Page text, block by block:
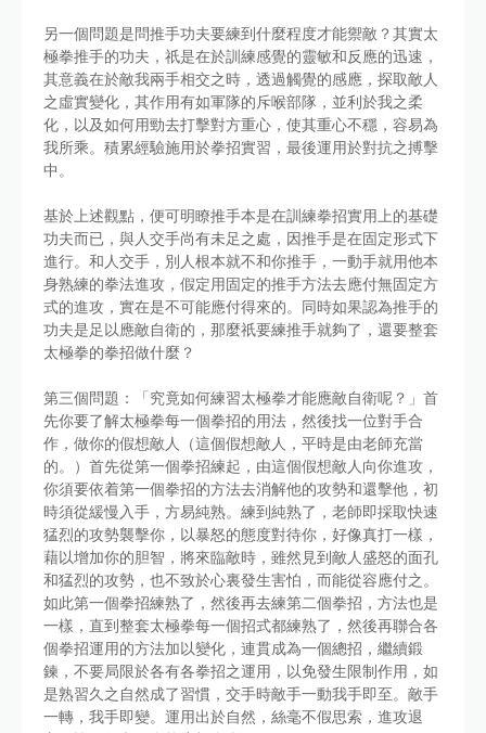
另一個問題是問推手功夫要練到什麼程度才能禦敵？其實太
極拳推手的功夫，祇是在於訓練感覺的靈敏和反應的迅速，
其意義在於敵我兩手相交之時，透過觸覺的感應，探取敵人
之虛實變化，其作用有如軍隊的斥喉部隊，並利於我之柔
化，以及如何用勁去打擊對方重心，使其重心不穩，容易為
我所乘。積累經驗施用於拳招實習，最後運用於對抗之搏擊
中。
基於上述觀點，便可明瞭推手本是在訓練拳招實用上的基礎
功夫而已，與人交手尚有未足之處，因推手是在固定形式下
進行。和人交手，別人根本就不和你推手，一動手就用他本
身熟練的拳法進攻，假定用固定的推手方法去應付無固定方
式的進攻，實在是不可能應付得來的。同時如果認為推手的
功夫是足以應敵自衛的，那麼祇要練推手就夠了，還要整套
太極拳的拳招做什麼？
第三個問題：「究竟如何練習太極拳才能應敵自衛呢？」首
先你要了解太極拳每一個拳招的用法，然後找一位對手合
作，做你的假想敵人（這個假想敵人，平時是由老師充當
的。）首先從第一個拳招練起，由這個假想敵人向你進攻，
你須要依着第一個拳招的方法去消解他的攻勢和還擊他，初
時須從緩慢入手，方易純熟。練到純熟了，老師即採取快速
猛烈的攻勢襲擊你，以暴怒的態度對待你，好像真打一樣，
藉以增加你的胆智，將來臨敵時，雖然見到敵人盛怒的面孔
和猛烈的攻勢，也不致於心裏發生害怕，而能從容應付之。
如此第一個拳招練熟了，然後再去練第二個拳招，方法也是
一樣，直到整套太極拳每一個招式都練熟了，然後再聯合各
個拳招運用的方法加以變化，連貫成為一個總招，繼續鍛
鍊，不要局限於各有各拳招之運用，以免發生限制作用，如
是熟習久之自然成了習慣，交手時敵手一動我手即至。敵手
一轉，我手即變。運用出於自然，絲毫不假思索，進攻退